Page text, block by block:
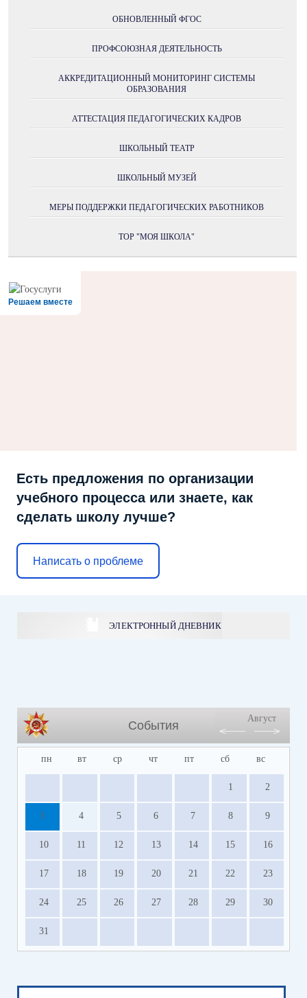
ОБНОВЛЕННЫЙ ФГОС
ПРОФСОЮЗНАЯ ДЕЯТЕЛЬНОСТЬ
АККРЕДИТАЦИОННЫЙ МОНИТОРИНГ СИСТЕМЫ
ОБРАЗОВАНИЯ
АТТЕСТАЦИЯ ПЕДАГОГИЧЕСКИХ КАДРОВ
ШКОЛЬНЫЙ ТЕАТР
ШКОЛЬНЫЙ МУЗЕЙ
МЕРЫ ПОДДЕРЖКИ ПЕДАГОГИЧЕСКИХ РАБОТНИКОВ
ТОР "МОЯ ШКОЛА"
Решаем вместе
Есть предложения по организации
учебного процесса или знаете, как
сделать школу лучше?
Написать о проблеме
ЭЛЕКТРОННЫЙ ДНЕВНИК
События
Август
пн вт ср чт пт сб вс
1 2
3 4 5 6 7 8 9
10 11 12 13 14 15 16
17 18 19 20 21 22 23
24 25 26 27 28 29 30
31